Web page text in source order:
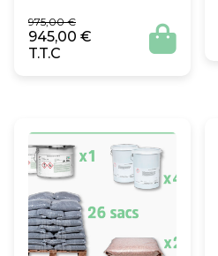
975,00€
prix
initial
était :
945,00 €
prix
actuel
est :
